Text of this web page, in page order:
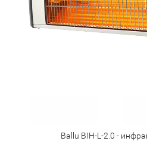
Ballu BIH-L-2.0 -